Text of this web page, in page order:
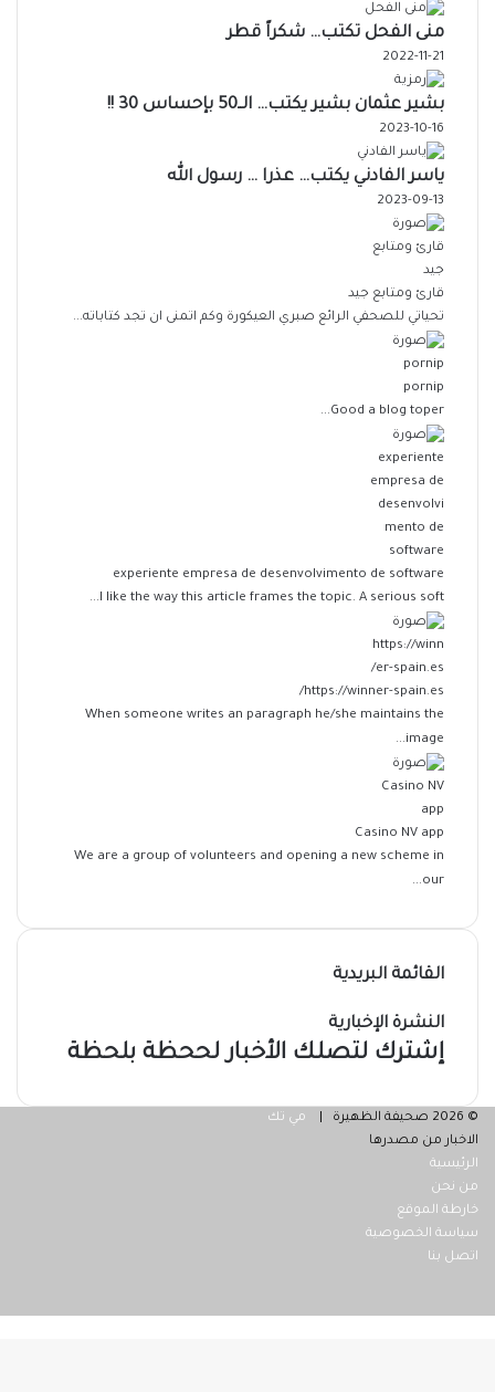
منى الفحل تكتب… شكراً قطر
2022-11-21
بشير عثمان بشير يكتب… الــ50 بإحساس 30 !!
2023-10-16
ياسر الفادني يكتب… عذرا … رسول الله
2023-09-13
قارئ ومتابع جيد
تحياتي للصحفي الرائع صبري العيكورة وكم اتمنى ان تجد كتاباته...
pornip
Good a blog toper...
experiente empresa de desenvolvimento de software
I like the way this article frames the topic. A serious soft...
https://winner-spain.es/
When someone writes an paragraph he/she maintains the
image...
Casino NV app
We are a group of volunteers and opening a new scheme in
our...
القائمة البريدية
النشرة الإخبارية
إشترك لتصلك الأخبار لححظة بلحظة
© 2026 صحيفة الظهيرة |
مي تك
الاخبار من مصدرها
الرئيسية
من نحن
خارطة الموقع
سياسة الخصوصية
اتصل بنا